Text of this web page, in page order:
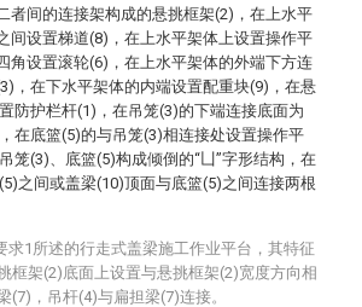
者间的连接架构成的悬挑框架(2)，在上水平
间设置梯道(8)，在上水平架体上设置操作平
角设置滚轮(6)，在上水平架体的外端下方连
，在下水平架体的内端设置配重块(9)，在悬
防护栏杆(1)，在吊笼(3)的下端连接底面为
在底篮(5)的与吊笼(3)相连接处设置操作平
笼(3)、底篮(5)构成倾倒的“凵”字形结构，在
之间或盖梁(10)顶面与底篮(5)之间连接两根
求1所述的行走式盖梁施工作业平台，其特征
框架(2)底面上设置与悬挑框架(2)宽度方向相
(7)，吊杆(4)与扁担梁(7)连接。